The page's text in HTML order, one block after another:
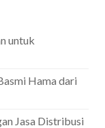
untuk
Hama dari
Jasa Distribusi